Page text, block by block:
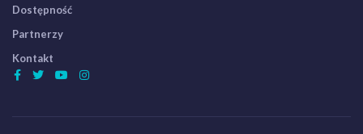
Dostępność
Partnerzy
Kontakt